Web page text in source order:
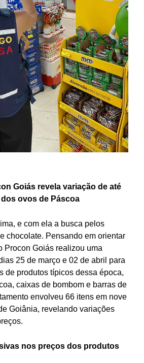
Goiás revela variação de até
ovos de Páscoa
e com ela a busca pelos
chocolate. Pensando em orientar
Procon Goiás realizou uma
25 de março e 02 de abril para
de produtos típicos dessa época,
caixas de bombom e barras de
envolveu 66 itens em nove
Goiânia, revelando variações
nos preços dos produtos